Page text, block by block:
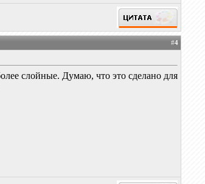
#4
слойные. Думаю, что это сделано для